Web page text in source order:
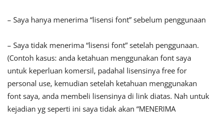
– Saya hanya menerima “lisensi font” sebelum penggunaan
– Saya tidak menerima “lisensi font” setelah penggunaan.
(Contoh kasus: anda ketahuan menggunakan font saya
untuk keperluan komersil, padahal lisensinya free for
personal use, kemudian setelah ketahuan menggunakan
font saya, anda membeli lisensinya di link diatas. Nah untuk
kejadian yg seperti ini saya tidak akan “MENERIMA